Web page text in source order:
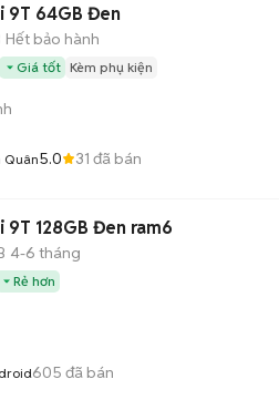
9T 64GB Đen
Hết bảo hành
Giá tốt Kèm phụ kiện
Quân5.0 31 đã bán
9T 128GB Đen ram6
4-6 tháng
Rẻ hơn
605 đã bán